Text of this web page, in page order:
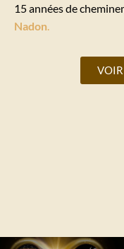
15 années de
Nadon.